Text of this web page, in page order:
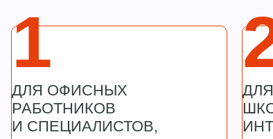
1
ДЛЯ ОФИСНЫХ
РАБОТНИКОВ
И СПЕЦИАЛИСТОВ,